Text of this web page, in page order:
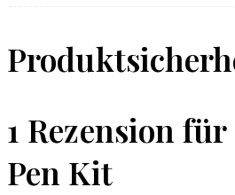
1 Rezension für
Pen Kit